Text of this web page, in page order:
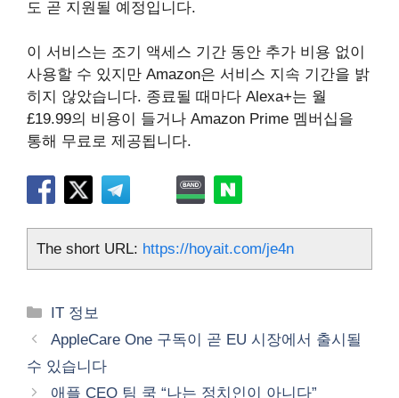
도 곧 지원될 예정입니다.
이 서비스는 조기 액세스 기간 동안 추가 비용 없이
사용할 수 있지만 Amazon은 서비스 지속 기간을 밝
히지 않았습니다. 종료될 때마다 Alexa+는 월
£19.99의 비용이 들거나 Amazon Prime 멤버십을
통해 무료로 제공됩니다.
The short URL: https://hoyait.com/je4n
카
테
리
IT 정보
AppleCare One 구독이 곧 EU 시장에서 출시될
수 있습니다
애플 CEO 팀 쿡 “나는 정치인이 아니다”